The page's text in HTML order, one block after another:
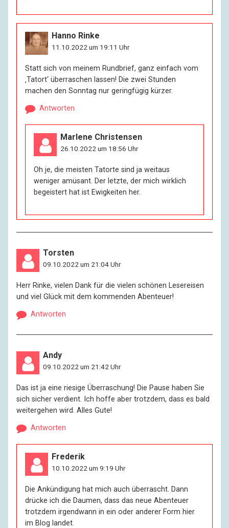
Hanno Rinke
11.10.2022 um 19:11 Uhr
Statt sich von meinem Rundbrief, ganz einfach vom
‚Tatort‘ überraschen lassen! Die zwei Stunden
machen den Sonntag nur geringfügig kürzer.
Antworten
Marlene Christensen
26.10.2022 um 18:56 Uhr
Oh je, die meisten Tatorte sind ja weitaus
weniger amüsant. Der letzte, der mich wirklich
begeistert hat ist Ewigkeiten her.
Torsten
09.10.2022 um 21:04 Uhr
Herr Rinke, vielen Dank für die vielen schönen Lesereisen
und viel Glück mit dem kommenden Abenteuer!
Antworten
Andy
09.10.2022 um 21:42 Uhr
Das ist ja eine riesige Überraschung! Die Pause haben Sie
sich sicher verdient. Ich hoffe aber trotzdem, dass es bald
weitergehen wird. Alles Gute!
Antworten
Frederik
10.10.2022 um 9:19 Uhr
Die Ankündigung hat mich auch überrascht. Dann
drücke ich die Daumen, dass das neue Abenteuer
trotzdem irgendwann in ein oder anderer Form hier
im Blog landet.